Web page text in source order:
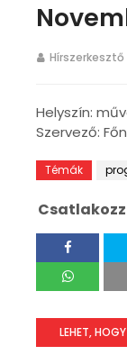
Hírszerkesztő
Helyszín:
Szervező:
Témák
LEHET,